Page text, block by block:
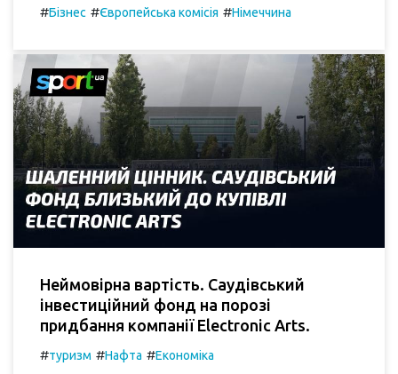
#Бізнес #Європейська комісія #Німеччина
Неймовірна вартість. Саудівський
інвестиційний фонд на порозі
придбання компанії Electronic Arts.
#туризм #Нафта #Економіка